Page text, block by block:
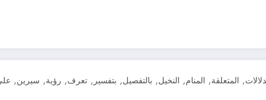
, المتعلقة, المنام, النخيل, بالتفصيل, بتفسير , تعرف, رؤية, سيرين,